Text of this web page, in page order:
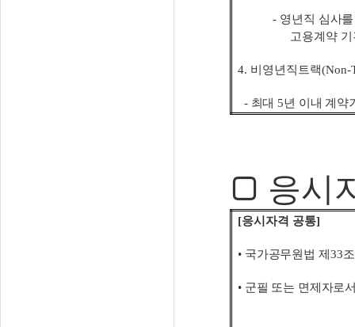
- 영년직 심사
고용계약
4. 비영년직트랙(Non-
- 최대 5년 이내 계약
□ 응시
[응시자격 공통]
• 국가공무원법 제 33
• 군필 또는 면제자로